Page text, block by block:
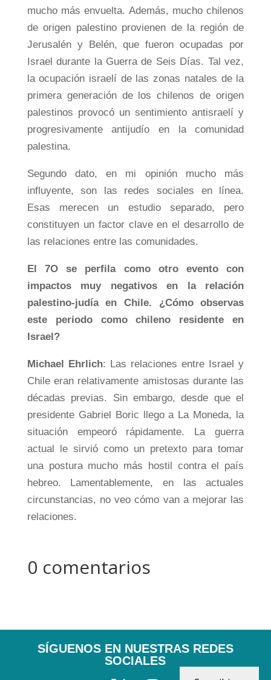
mucho más envuelta. Además, mucho chilenos
de origen palestino provienen de la región de
Jerusalén y Belén, que fueron ocupadas por
Israel durante la Guerra de Seis Días. Tal vez,
la ocupación israelí de las zonas natales de la
primera generación de los chilenos de origen
palestinos provocó un sentimiento antisraelí y
progresivamente antijudío en la comunidad
palestina.
Segundo dato, en mi opinión mucho más
influyente, son las redes sociales en línea.
Esas merecen un estudio separado, pero
constituyen un factor clave en el desarrollo de
las relaciones entre las comunidades.
El 7O se perfila como otro evento con
impactos muy negativos en la relación
palestino-judía en Chile. ¿Cómo observas
este periodo como chileno residente en
Israel?
Michael Ehrlich: Las relaciones entre Israel y
Chile eran relativamente amistosas durante las
décadas previas. Sin embargo, desde que el
presidente Gabriel Boric llego a La Moneda, la
situación empeoró rápidamente. La guerra
actual le sirvió como un pretexto para tomar
una postura mucho más hostil contra el país
hebreo. Lamentablemente, en las actuales
circunstancias, no veo cómo van a mejorar las
relaciones.
0 comentarios
SÍGUENOS EN NUESTRAS REDES
SOCIALES